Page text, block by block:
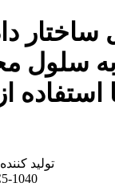
ساختار
سلول
استفاده
تولید
1040